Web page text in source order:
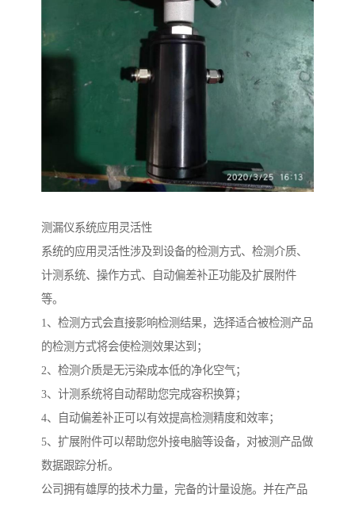
测漏仪系统应用灵活性
系统的应用灵活性涉及到设备的检测方式、检测介质、
计测系统、操作方式、自动偏差补正功能及扩展附件
等。
1、检测方式会直接影响检测结果，选择适合被检测产品
的检测方式将会使检测效果达到；
2、检测介质是无污染成本低的净化空气；
3、计测系统将自动帮助您完成容积换算；
4、自动偏差补正可以有效提高检测精度和效率；
5、扩展附件可以帮助您外接电脑等设备，对被测产品做
数据跟踪分析。
公司拥有雄厚的技术力量，完备的计量设施。并在产品